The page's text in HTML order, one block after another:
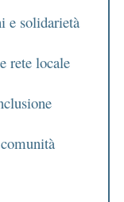
e solidarietà
rete locale